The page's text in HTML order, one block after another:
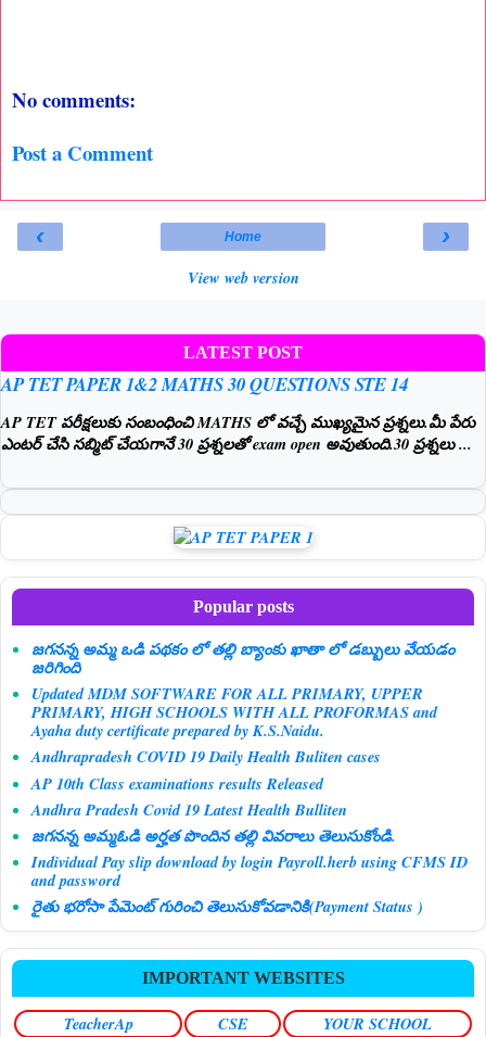
No comments:
Post a Comment
‹ ›
Home
View web version
LATEST POST
AP TET PAPER 1&2 MATHS 30 QUESTIONS STE 14
AP TET పరీక్షలుకు సంబంధించి MATHS లో వచ్చే ముఖ్యమైన ప్రశ్నలు.మీ పేరు
ఎంటర్ చేసి సబ్మిట్ చేయగానే 30 ప్రశ్నలతో exam open అవుతుంది.30 ప్రశ్నలు ...
Popular posts
జగనన్న అమ్మ ఒడి పథకం లో తల్లి బ్యాంకు ఖాతా లో డబ్బులు వేయడం
జరిగింది
Updated MDM SOFTWARE FOR ALL PRIMARY, UPPER
PRIMARY, HIGH SCHOOLS WITH ALL PROFORMAS and
Ayaha duty certificate prepared by K.S.Naidu.
Andhrapradesh COVID 19 Daily Health Buliten cases
AP 10th Class examinations results Released
Andhra Pradesh Covid 19 Latest Health Bulliten
జగనన్న అమ్మఓడి అర్హత పొందిన తల్లి వివరాలు తెలుసుకోండి.
Individual Pay slip download by login Payroll.herb using CFMS ID
and password
రైతు భరోసా పేమెంట్ గురించి తెలుసుకోవడానికి(Payment Status )
IMPORTANT WEBSITES
TeacherAp CSE
YOUR SCHOOL